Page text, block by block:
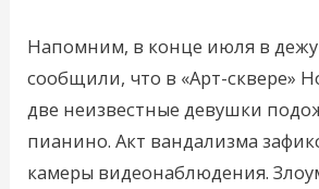
Напомним, в конце июля в
сообщили, что в «Арт-сквере»
две неизвестные девушки
пианино. Акт вандализма
камеры видеонаблюдения.